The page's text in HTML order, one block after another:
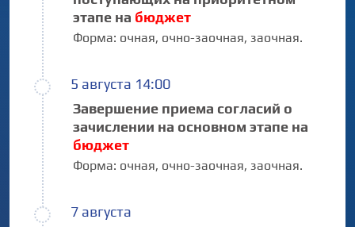
этапе на бюджет
Форма: очная, очно-заочная, заочная.
5 августа 14:00
Завершение приема согласий о
зачислении на основном этапе на
бюджет
Форма: очная, очно-заочная, заочная.
7 августа